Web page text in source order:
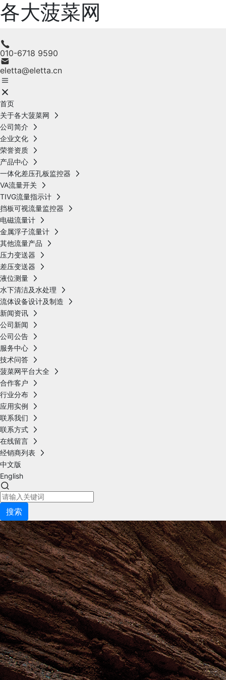
各大菠菜网
010-6718 9590
eletta@eletta.cn
首页
关于各大菠菜网
公司简介
企业文化
荣誉资质
产品中心
一体化差压孔板监控器
VA流量开关
TIVG流量指示计
挡板可视流量监控器
电磁流量计
金属浮子流量计
其他流量产品
压力变送器
差压变送器
液位测量
水下清洁及水处理
流体设备设计及制造
新闻资讯
公司新闻
公司公告
服务中心
技术问答
菠菜网平台大全
合作客户
行业分布
应用实例
联系我们
联系方式
在线留言
经销商列表
中文版
English
搜索